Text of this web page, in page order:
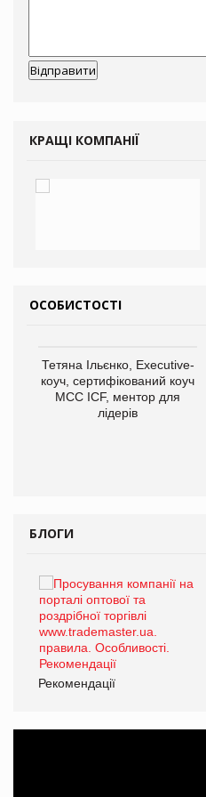
КРАЩІ КОМПАНІЇ
ОСОБИСТОСТІ
Тетяна Ільєнко, Executive-
коуч, сертифікований коуч
МСС ICF, ментор для
лідерів
БЛОГИ
Рекомендації